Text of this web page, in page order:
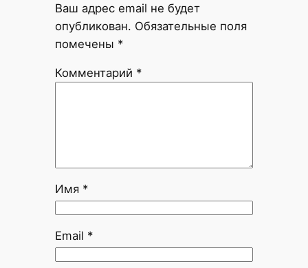
Ваш адрес email не будет
опубликован. Обязательные поля
помечены *
Комментарий *
Имя *
Email *